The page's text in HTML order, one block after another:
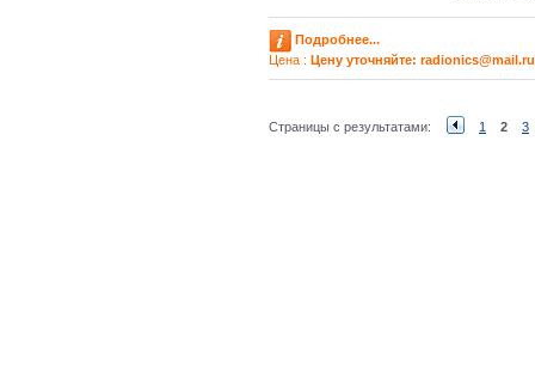
Подробнее...
Цена : Цену уточняйте: radioniсs@mail.ru
Страницы с результатами: 1 2 3